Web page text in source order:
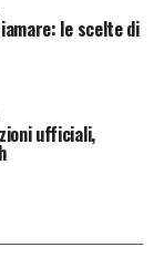
le scelte di
ufficiali,